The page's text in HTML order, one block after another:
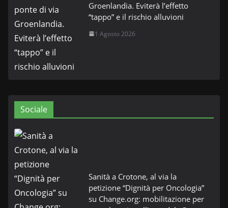
Groenlandia. Eviterà l’effetto
“tappo” e il rischio alluvioni
1 Agosto 2026
Sociale
Sanità a Crotone, al via la
petizione “Dignità per Oncologia”
su Change.org: mobilitazione per